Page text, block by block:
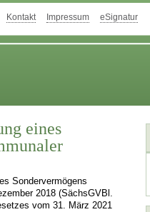
Kontakt Impressum eSignatur
eines
Sondervermögens
2018 (SächsGVBl.
vom 31. März 2021